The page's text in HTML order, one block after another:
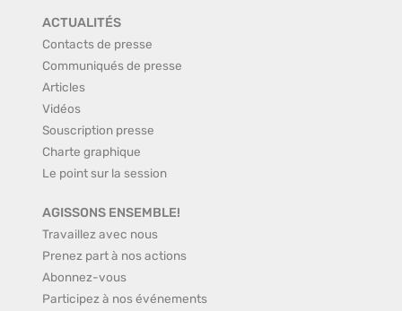
ACTUALITÉS
Contacts de presse
Communiqués de presse
Articles
Vidéos
Souscription presse
Charte graphique
Le point sur la session
AGISSONS ENSEMBLE!
Travaillez avec nous
Prenez part à nos actions
Abonnez-vous
Participez à nos événements